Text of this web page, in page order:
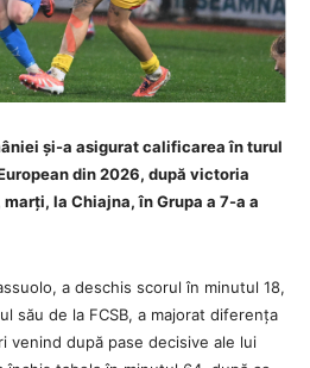
și-a asigurat calificarea în turul
din 2026, după victoria
la Chiajna, în Grupa a 7-a a
a deschis scorul în minutul 18,
său de la FCSB, a majorat diferența
venind după pase decisive ale lui